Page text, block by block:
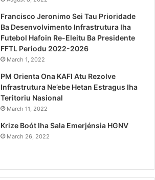
Francisco Jeronimo Sei Tau Prioridade
Ba Desenvolvimento Infrastrutura Iha
Futebol Hafoin Re-Eleitu Ba Presidente
FFTL Periodu 2022-2026
March 1, 2022
PM Orienta Ona KAFI Atu Rezolve
Infrastrutura Ne’ebe Hetan Estragus Iha
Teritoriu Nasional
March 11, 2022
Krize Boót Iha Sala Emerjénsia HGNV
March 26, 2022